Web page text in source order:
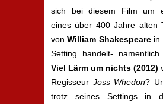
sich bei diesem Film um
eines über 400 Jahre alten
vonWilliam Shakespearein
Setting handelt-
Viel Lärm um nichts (2012)
Regisseur Joss Whedon?
trotz seines Settings in